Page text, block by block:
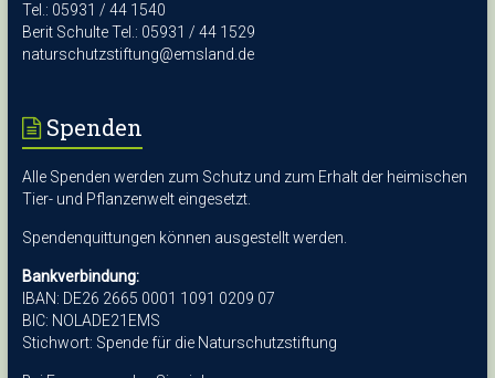
Tel.: 05931 / 44 1540
Berit Schulte Tel.: 05931 / 44 1529
naturschutzstiftung@emsland.de
Spenden
Alle Spenden werden zum Schutz und zum Erhalt der heimischen
Tier- und Pflanzenwelt eingesetzt.
Spendenquittungen können ausgestellt werden.
Bankverbindung:
IBAN: DE26 2665 0001 1091 0209 07
BIC: NOLADE21EMS
Stichwort: Spende für die Naturschutzstiftung